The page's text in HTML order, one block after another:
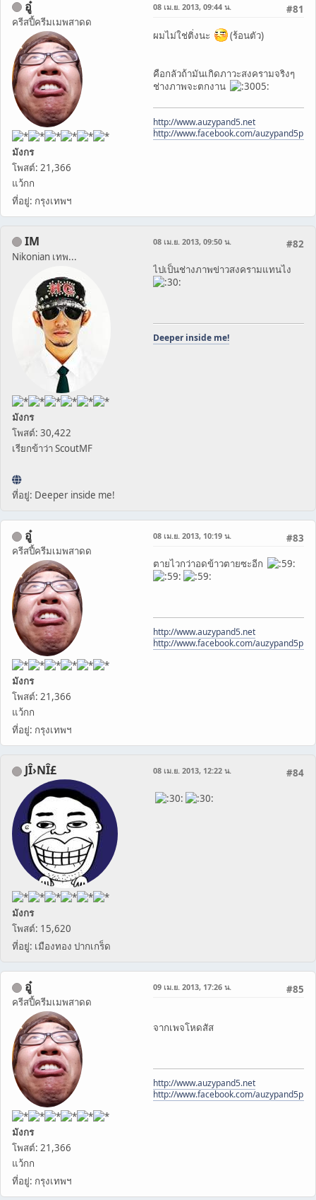
อู๋
ครีสปี้ครีมเมพสาดด
มังกร
โพสต์: 21,366
แว้กก
ที่อยู่: กรุงเทพฯ
#81
08 เม.ย. 2013, 09:44 น.
ผมไม่ใช่ติ่งนะ (ร้อนตัว)
คือกลัวถ้ามันเกิดภาวะสงครามจริงๆ
ช่างภาพจะตกงาน
http://www.auzypand5.net
http://www.facebook.com/
IM
Nikonian เทพ...
มังกร
โพสต์: 30,422
เรียกข้าว่า ScoutMF
ที่อยู่: Deeper inside me!
#82
08 เม.ย. 2013, 09:50 น.
ไปเป็นช่างภาพข่าวสงครามแทนไง
Deeper inside me!
อู๋
ครีสปี้ครีมเมพสาดด
มังกร
โพสต์: 21,366
แว้กก
ที่อยู่: กรุงเทพฯ
#83
08 เม.ย. 2013, 10:19 น.
ตายไวกว่าอดข้าวตายซะอีก
http://www.auzypand5.net
http://www.facebook.com/
JÎ›NÎ£
มังกร
โพสต์: 15,620
ที่อยู่: เมืองทอง ปากเกร็ด
#84
08 เม.ย. 2013, 12:22 น.
อู๋
ครีสปี้ครีมเมพสาดด
มังกร
โพสต์: 21,366
แว้กก
ที่อยู่: กรุงเทพฯ
#85
09 เม.ย. 2013, 17:26 น.
จากเพจโหดสัส
http://www.auzypand5.net
http://www.facebook.com/